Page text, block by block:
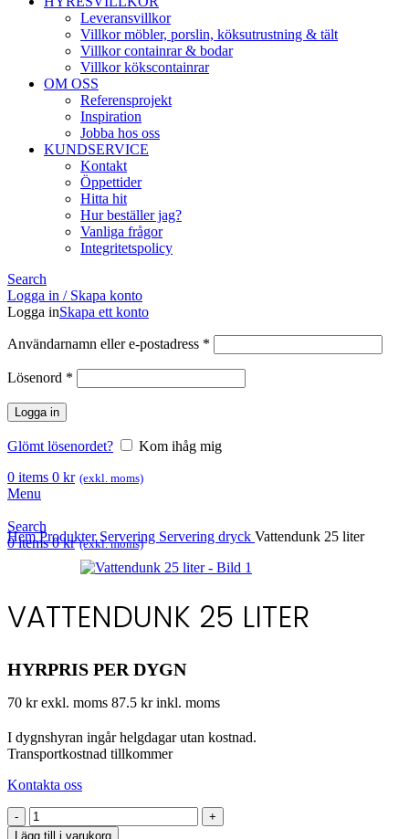
Leveransvillkor
Villkor möbler, porslin, köksutrustning & tält
Villkor containrar & bodar
Villkor kökscontainrar
OM OSS
Referensprojekt
Inspiration
Jobba hos oss
KUNDSERVICE
Kontakt
Öppettider
Hitta hit
Hur beställer jag?
Vanliga frågor
Integritetspolicy
Search
Logga in / Skapa konto
Logga inSkapa ett konto
Användarnamn eller e-postadress *
Lösenord *
Logga in
Glömt lösenordet?
Kom ihåg mig
0 items 0 kr (exkl. moms)
Menu
Search
0items 0kr (exkl. moms)
HemProdukterServering Servering dryck Vattendunk 25 liter
VATTENDUNK 25 LITER
HYRPRIS PER DYGN
70 kr exkl. moms 87.5 kr inkl. moms
I dygnshyran ingår helgdagar utan kostnad.
Transportkostnad tillkommer
Kontakta oss
Vattendunk
25
Lägg till i varukorg